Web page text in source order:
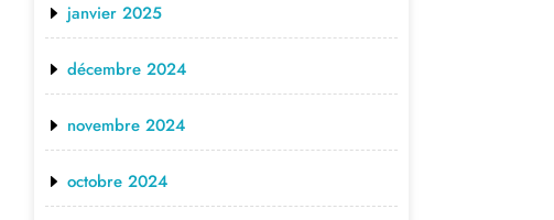
janvier 2025
décembre 2024
novembre 2024
octobre 2024